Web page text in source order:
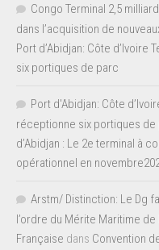
Congo Terminal 2,5
dans l’acquisition de
Port d’Abidjan: Côte d’Ivoire
six portiques de parc
Port d'Abidjan: Côte
réceptionne six portiques de
d’Abidjan : Le 2e terminal à
opérationnel en
Arstm/ Distinction: Le Dg
l’ordre du Mérite Maritime de
Française dans Convention